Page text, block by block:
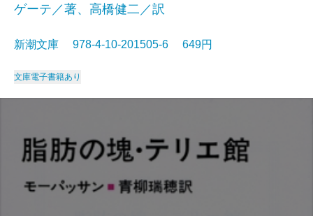
ゲーテ／著、高橋健二／訳
新潮文庫 978-4-10-201505-6 649円
文庫電子書籍あり